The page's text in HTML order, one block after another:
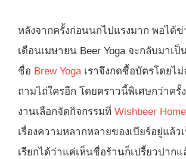
หลังจากครั้งก่อนนกไปแรงมาก พอได้
เดือนเมษายน Beer Yoga จะกลับมาเป็
ชื่อ Brew Yoga เราจึงกดซื้อบัตรโดยไม่
ถามไถ่ใครอีก โดยคราวนี้พิเศษกว่าครั้
งานเลือกจัดกิจกรรมที่ Wishbeer
เรื่องความหลากหลายของเบียร์อยู่แล้ว
เรียกได้ว่าแค่เห็นชื่อร้านก็เปรี้ยวปากแ